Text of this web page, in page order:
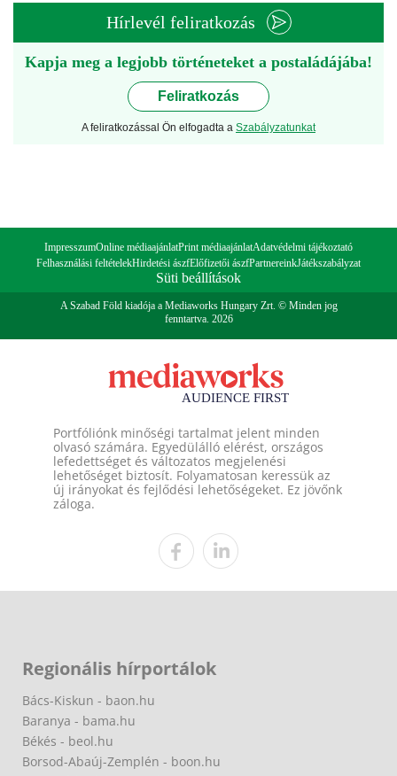
Hírlevél feliratkozás
Kapja meg a legjobb történeteket a postaládájába!
Feliratkozás
A feliratkozással Ön elfogadta a Szabályzatunkat
ImpresszumOnline médiaajánlatPrint médiaajánlatAdatvédelmi tájékoztató
Felhasználási feltételekHirdetési ászfElőfizetői ászfPartnereinkJátékszabályzat
Süti beállítások
A Szabad Föld kiadója a Mediaworks Hungary Zrt. © Minden jog
fenntartva. 2026
Portfóliónk minőségi tartalmat jelent minden
olvasó számára. Egyedülálló elérést, országos
lefedettséget és változatos megjelenési
lehetőséget biztosít. Folyamatosan keressük az
új irányokat és fejlődési lehetőségeket. Ez jövőnk
záloga.
Regionális hírportálok
Bács-Kiskun - baon.hu
Baranya - bama.hu
Békés - beol.hu
Borsod-Abaúj-Zemplén - boon.hu